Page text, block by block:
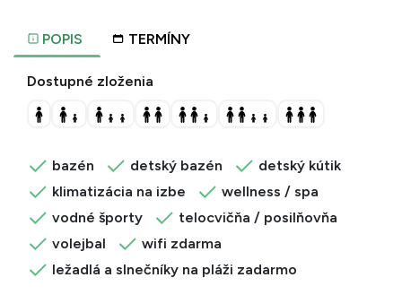
POPIS TERMÍNY
Dostupné zloženia
bazén detský bazén
detský kútik
klimatizácia na izbe
wellness / spa
vodné športy
telocvičňa / posilňovňa
volejbal
wifi zdarma
ležadlá a slnečníky na pláži zadarmo